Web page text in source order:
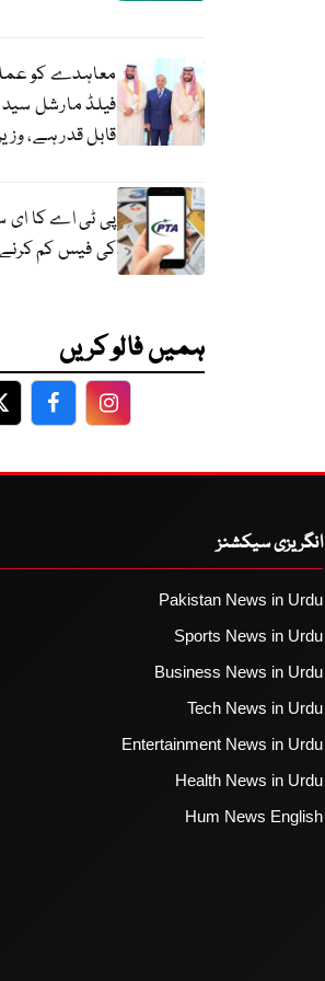
معاہدے کو
فیلڈ مارشل سید
قابل قدر ہے،
پی ٹی اے کا ای
کی فیس کم
ہمیں فالو کریں
TwitterFacebookFacebook
انگریزی سیکشنز
Pakistan News in Urdu
Sports News in Urdu
Business News in Urdu
Tech News in Urdu
Entertainment News in Urdu
Health News in Urdu
Hum News English